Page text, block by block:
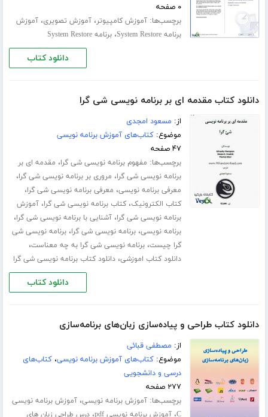
۰ صفحه
برچسب‌ها:آموزش کامپیوتر،آموزش تصویری،آموزش
برنامه System Restore
،برنامه System Restore
دانلود کتاب
دانلود کتاب مقدمه ای بر برنامه نویسی شی گرا
از: مسعود امجدی
موضوع:کتاب‌های آموزش برنامه نویسی
۴۷ صفحه
برچسب‌ها: مفهوم برنامه نویسی شی گرا، مقدمه ای بر
برنامه نویسی شی گرا، مروری بر برنامه نویسی شی گرا،
معرفی برنامه نویسی، معرفی برنامه نویسی شی گرا،
کتاب الکترونیک،کتاب برنامه نویسی شی گرا،آموزش
برنامه نویسی شی گرا،آشنایی با برنامه نویسی شی گرا،
برنامه نویسی،برنامه نویسی شی گرا،برنامه نویسی شی
گرا چیست،برنامه نویسی شی گرا به چه معناست،
دانلود کتاب اموزشی،دانلود کتاب برنامه نویسی شی گرا
دانلود کتاب
دانلود کتاب طراحی و پیاده‌سازی زبان‌های برنامه‌سازی
از: مصطفی قبائی
موضوع:کتاب‌های آموزش برنامه نویسی،کتاب‌های
درسی و دانشجویی
۲۷۷ صفحه
برچسب‌ها:آموزش برنامه نویسی،آموزش برنامه نویسی
C،آموزش برنامه نویسی pdf ،درس طراحی زبان های